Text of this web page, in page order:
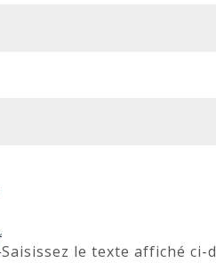
Saisissez le texte affiché ci-